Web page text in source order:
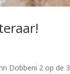
Dobbeni 2 op de 3